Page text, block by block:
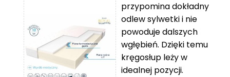
119 zł
do
11
670 zł
przypomina dokładny
odlew sylwetki i nie
powoduje dalszych
wgłębień. Dzięki temu
kręgosłup leży w
idealnej pozycji.